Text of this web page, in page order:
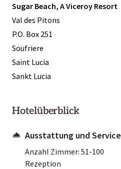
Sugar Beach, A Viceroy Resort
Val des Pitons
P.O. Box 251
Soufriere
Saint Lucia
Sankt Lucia
Hotelüberblick
Ausstattung und Service
Anzahl Zimmer: 51-100
Rezeption